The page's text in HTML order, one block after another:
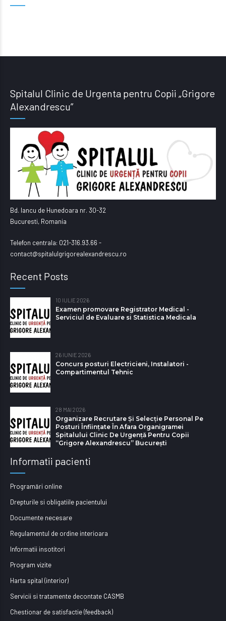
Spitalul Clinic de Urgenta pentru Copii „Grigore
Alexandrescu”
Bd. Iancu de Hunedoara nr. 30-32
Bucuresti, Romania
Telefon centrala: 021-316.93.66 -
contact@spitalulgrigorealexandrescu.ro
Recent Posts
10 IULIE 2026
Examen promovare Registrator Medical -
Serviciul de Evaluare si Statistica Medicala
26 IUNIE 2026
Concurs posturi Electricieni, Instalatori -
Compartimentul Tehnic
28 MAI 2026
Organizare Recrutare Și Selecție Personal Pe
Posturi Înființate În Afara Organigramei
Spitalului Clinic De Urgență Pentru Copii
“Grigore Alexandrescu” Bucureşti
Informatii pacienti
Programări online
Drepturile si obligatiile pacientului
Documente necesare
Regulamentul de ordine interioara
Informatii insotitori
Program vizite
Harta spital (interior)
Servicii si tratamente decontate CASMB
Chestionar de satisfactie (feedback)